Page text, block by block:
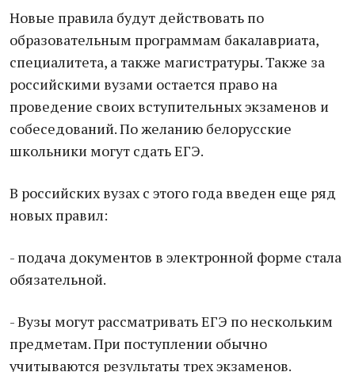
Новые правила будут действовать по
образовательным программам бакалавриата,
специалитета, а также магистратуры. Также за
российскими вузами остается право на
проведение своих вступительных экзаменов и
собеседований. По желанию белорусские
школьники могут сдать ЕГЭ.
В российских вузах с этого года введен еще ряд
новых правил:
- подача документов в электронной форме стала
обязательной.
- Вузы могут рассматривать ЕГЭ по нескольким
предметам. При поступлении обычно
учитываются результаты трех экзаменов.